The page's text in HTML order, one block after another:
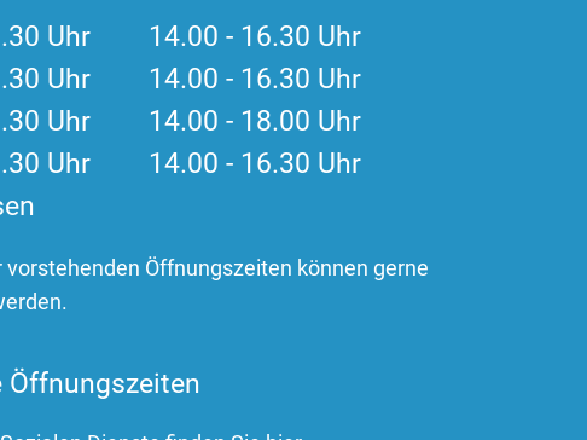
Uhr 14.00 - 16.30 Uhr
Uhr 14.00 - 16.30 Uhr
Uhr 14.00 - 18.00 Uhr
Uhr 14.00 - 16.30 Uhr
Öffnungszeiten können gerne